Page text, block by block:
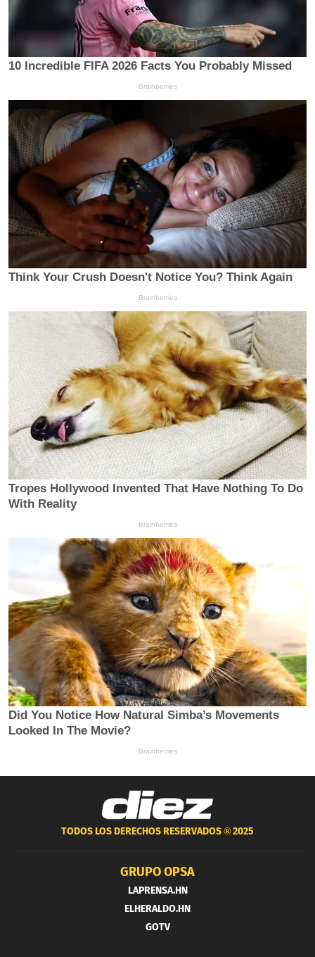
TODOS LOS DERECHOS RESERVADOS ®2025
GRUPO OPSA
LAPRENSA.HN
ELHERALDO.HN
GOTV